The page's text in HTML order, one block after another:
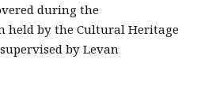
during the
held by the Cultural Heritage
by Levan